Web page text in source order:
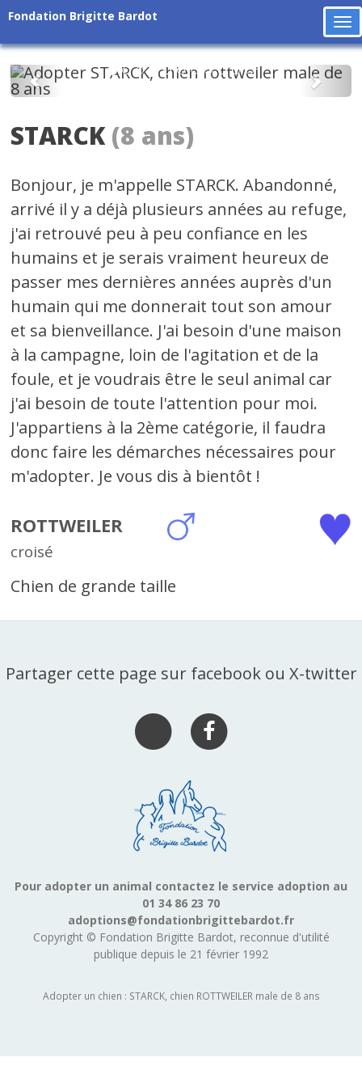
Fondation Brigitte Bardot
Précédent
STARCK (8 ans)
Bonjour, je m'appelle STARCK. Abandonné,
arrivé il y a déjà plusieurs années au refuge,
j'ai retrouvé peu à peu confiance en les
humains et je serais vraiment heureux de
passer mes dernières années auprès d'un
humain qui me donnerait tout son amour
et sa bienveillance. J'ai besoin d'une maison
à la campagne, loin de l'agitation et de la
foule, et je voudrais être le seul animal car
j'ai besoin de toute l'attention pour moi.
J'appartiens à la 2ème catégorie, il faudra
donc faire les démarches nécessaires pour
m'adopter. Je vous dis à bientôt !
ROTTWEILER
croisé
Chien de grande taille
Partager cette page sur facebook ou X-twitter
Pour adopter un animal contactez le service adoption au
01 34 86 23 70
adoptions@fondationbrigittebardot.fr
Copyright © Fondation Brigitte Bardot, reconnue d'utilité
publique depuis le 21 février 1992
Adopter un chien : STARCK, chien ROTTWEILER male de 8 ans